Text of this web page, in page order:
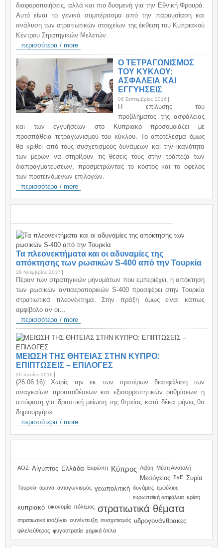
διαφοροποιήσεις, αλλά και πιο δυσμενή για την Εθνική Φρουρά.
Αυτό είναι το γενικό συμπέρασμα από την παρουσίαση και
ανάλυση των στρατιωτικών στοιχείων της έκθεση του Κυπριακού
Κέντρου Στρατηγικών Μελετών.
περισσότερα / more
Ο ΤΕΤΡΑΓΩΝΙΣΜΟΣ
ΤΟΥ ΚΥΚΛΟΥ:
ΑΣΦΑΛΕΙΑ ΚΑΙ
ΕΓΓΥΗΣΕΙΣ
06 Σεπτεμβρίου 2016
H επίλυσης του
προβλήματος της ασφάλειας
και των εγγυήσεων στο Κυπριακό προσομοιάζει με
προσπάθεια τετραγωνισμού του κύκλου. Το αποτέλεσμα όμως
θα κριθεί από τους συσχετισμούς δυνάμεων και την ικανότητα
των μερών να στηρίξουν τις θέσεις τους στην τράπεζα των
διαπραγματεύσεων, προσμετρώντας το κόστος και το όφελος
των προτεινόμενων επιλογών.
περισσότερα / more
Τα πλεονεκτήματα και οι αδυναμίες της
απόκτησης των ρωσικών S-400 από την Τουρκία
28 Νοεμβρίου 2017
Πέραν των στρατηγικών μηνυμάτων που εμπεριέχει, η απόκτηση
των ρωσικών αντιαεροπορικών S-400 προσφέρει στην Τουρκία
στρατιωτικά πλεονέκτημα. Στην πράξη όμως είναι κάπως
αμφίβολο αν οι…
περισσότερα / more
ΜΕΙΩΣΗ ΤΗΣ ΘΗΤΕΙΑΣ ΣΤΗΝ ΚΥΠΡΟ:
ΕΠΙΠΤΩΣΕΙΣ – ΕΠΙΛΟΓΕΣ
26 Ιουνίου 2016
(26.06.16) Χωρίς την εκ των προτέρων διασφάλιση των
αναγκαίων προϋποθέσεων και εξισορροπητικών ρυθμίσεων η
απόφαση για δραστική μείωση της θητείας κατά δέκα μήνες θα
δημιουργήσει…
περισσότερα / more
ΑΟΖ Αίγυπτος Ελλάδα Ευρώπη Κύπρος Λιβύη Μέση Ανατολή
Μεσόγειος ΣγΕ Συρία
Τουρκία άμυνα ανταγωνισμός γεωπολιτική δυνάμεις εμφύλιος
ευρωπαϊκή ασφάλεια κρίση
κυπριακό οικονομία πόλεμος στρατιωτικά θέματα
στρατιωτικό ισοζύγιο συνέντευξη συσχετισμός υδρογονάνθρακες
φιλελεύθερος φυγοστρατία χημικά όπλα